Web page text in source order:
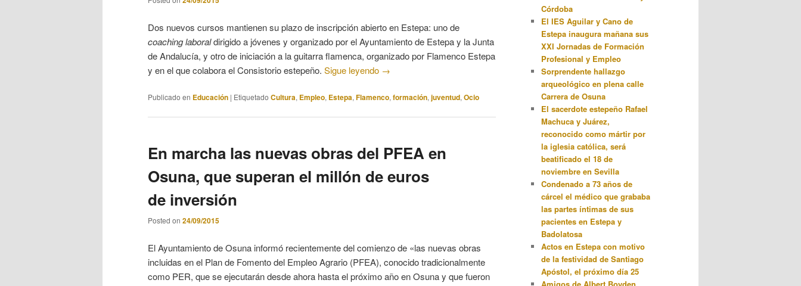
Dos nuevos cursos mantienen su plazo de inscripción abierto en Estepa: uno de
coaching laboraldirigido a jóvenes y organizado por el Ayuntamiento de Estepa y la Junta
de Andalucía, y otro de iniciación a la guitarra flamenca, organizado por Flamenco Estepa
y en el que colabora el Consistorio estepeño. Sigue leyendo →
Publicado en Educación | Etiquetado Cultura, Empleo, Estepa, Flamenco, formación, juventud, Ocio
En marcha las nuevas obras del PFEA en
Osuna, que superan el millón de euros
de inversión
Posted on 24/09/2015
El Ayuntamiento de Osuna informó recientemente del comienzo de «las nuevas obras
incluidas en el Plan de Fomento del Empleo Agrario (PFEA), conocido tradicionalmente
como PER, que se ejecutarán desde ahora hasta el próximo año en Osuna y que fueron
Córdoba
El IES Aguilar y Cano de
Estepa inaugura mañana sus
XXI Jornadas de Formación
Profesional y Empleo
Sorprendente hallazgo
arqueológico en plena calle
Carrera de Osuna
El sacerdote estepeño Rafael
Machuca y Juárez,
reconocido como mártir por
la iglesia católica, será
beatificado el 18 de
noviembre en Sevilla
Condenado a 73 años de
cárcel el médico que grababa
las partes íntimas de sus
pacientes en Estepa y
Badolatosa
Actos en Estepa con motivo
de la festividad de Santiago
Apóstol, el próximo día 25